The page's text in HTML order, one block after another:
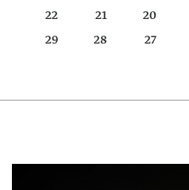
20
21
22
27
28
29